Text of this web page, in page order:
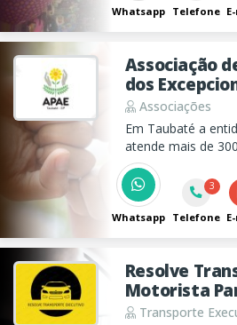
Whatsapp Telefone
Associação
dos
Associações
Em Taubaté a
atende mais de
conta com
clínico, escolar e
Whatsapp
3
Telefone
Resolve
Motorista
Transporte